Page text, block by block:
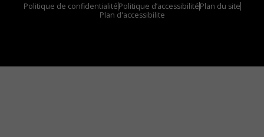
Politique de confidentialitéPolitique d’accessibilitéPlan du site
Plan d'accessibilite